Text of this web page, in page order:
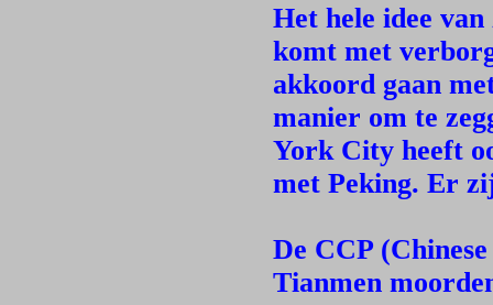
Het hele idee
komt met
akkoord gaan
manier om te
York City heeft
met Peking. Er
De CCP
Tianmen